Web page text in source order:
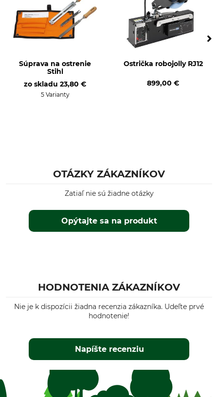
Súprava na ostrenie
Stihl
zo skladu 23,80 €
5 Varianty
Ostrička robojolly RJ12
899,00 €
OTÁZKY ZÁKAZNÍKOV
Opýtajte sa na produkt
Zatiaľ nie sú žiadne otázky
HODNOTENIA ZÁKAZNÍKOV
Nie je k dispozícii žiadna recenzia zákazníka. Udeľte prvé
hodnotenie!
Napíšte recenziu